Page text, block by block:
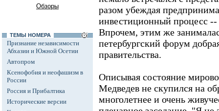
Обзоры
ТЕМЫ НОМЕРА
Признание независимости
Абхазии и Южной Осетии
Автопром
Ксенофобия и неофашизм в
России
Россия и Прибалтика
Исторические версии
разом убеждая
инвестиционный процесс --
Впрочем, этим же
петербургский форум
правительства.
Описывая состояние
Медведев не скупился на
многолетнее и очень